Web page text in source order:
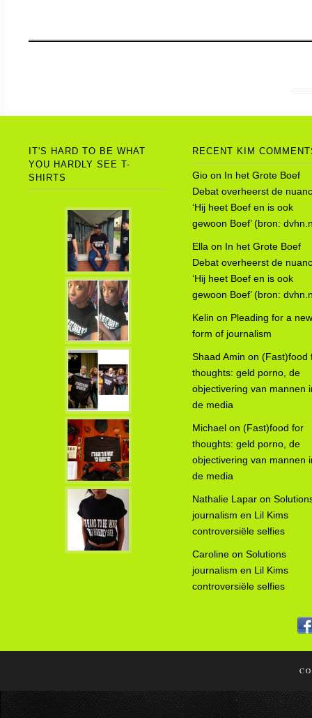
IT'S HARD TO BE WHAT
YOU HARDLY SEE T-
SHIRTS
RECENT KIM
Gio on In het Grote Boef
Debat overheerst de
‘Hij heet Boef en is ook
gewoon Boef’ (bron:
Ella on In het Grote Boef
Debat overheerst de
‘Hij heet Boef en is ook
gewoon Boef’ (bron:
Kelin on Pleading for a new
form of journalism
Shaad Amin on (Fast)food
thoughts: geld porno, de
objectivering van mannen
de media
Michael on (Fast)food for
thoughts: geld porno, de
objectivering van mannen
de media
Nathalie Lapar on
journalism en Lil Kims
controversiële selfies
Caroline on Solutions
journalism en Lil Kims
controversiële selfies